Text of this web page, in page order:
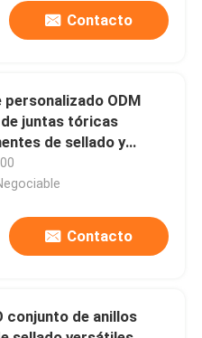
Contacto
ODM
juntas tóricas
de sellado y
Amplia variedad
Soluciones
Contacto
conjunto de anillos